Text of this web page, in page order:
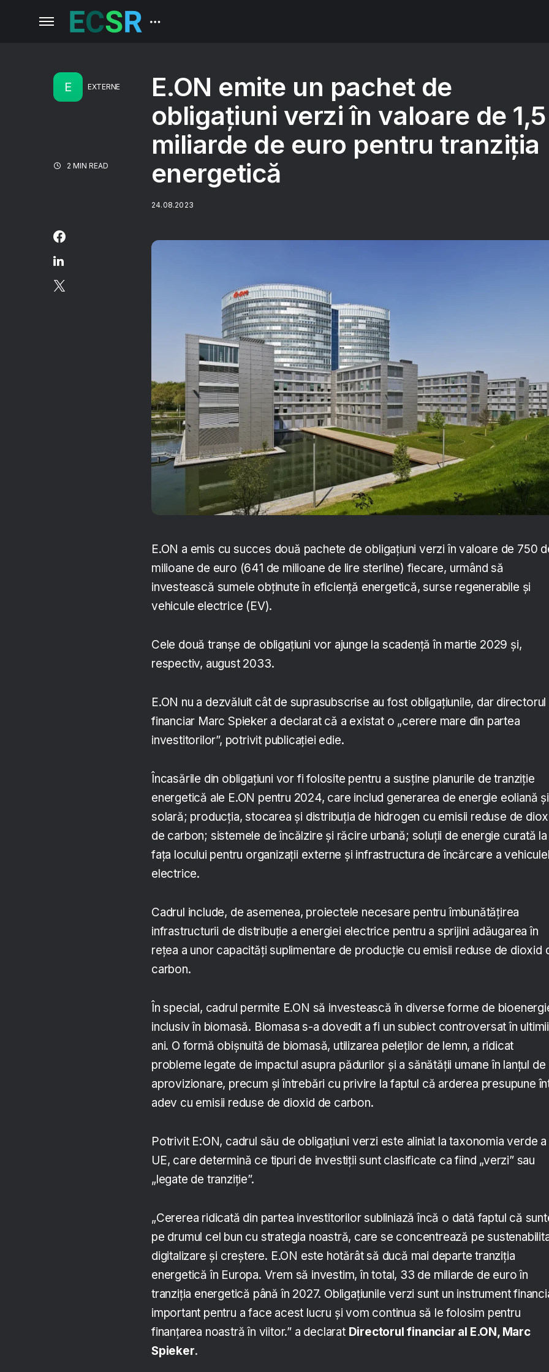
E EXTERNE
2 MIN READ
E.ON emite un pachet de
obligațiuni verzi în valoare de 1,5
miliarde de euro pentru tranziția
energetică
24.08.2023
E.ON a emis cu succes două pachete de obligațiuni verzi în valoare de 750
milioane de euro (641 de milioane de lire sterline) fiecare, urmând să
investească sumele obținute în eficiență energetică, surse regenerabile și
vehicule electrice (EV).
Cele două tranșe de obligațiuni vor ajunge la scadență în martie 2029 și,
respectiv, august 2033.
E.ON nu a dezvăluit cât de suprasubscrise au fost obligațiunile, dar directorul
financiar Marc Spieker a declarat că a existat o „cerere mare din partea
investitorilor”, potrivit publicației edie.
Încasările din obligațiuni vor fi folosite pentru a susține planurile de tranziție
energetică ale E.ON pentru 2024, care includ generarea de energie eoliană și
solară; producția, stocarea și distribuția de hidrogen cu emisii reduse de
de carbon; sistemele de încălzire și răcire urbană; soluții de energie curată la
fața locului pentru organizații externe și infrastructura de încărcare a
electrice.
Cadrul include, de asemenea, proiectele necesare pentru îmbunătățirea
infrastructurii de distribuție a energiei electrice pentru a sprijini adăugarea în
rețea a unor capacități suplimentare de producție cu emisii reduse de dioxid
carbon.
În special, cadrul permite E.ON să investească în diverse forme de
inclusiv în biomasă. Biomasa s-a dovedit a fi un subiect controversat în ultimii
ani. O formă obișnuită de biomasă, utilizarea peleților de lemn, a ridicat
probleme legate de impactul asupra pădurilor și a sănătății umane în lanțul de
aprovizionare, precum și întrebări cu privire la faptul că arderea presupune
adev cu emisii reduse de dioxid de carbon.
Potrivit E:ON, cadrul său de obligațiuni verzi este aliniat la taxonomia verde a
UE, care determină ce tipuri de investiții sunt clasificate ca fiind „verzi” sau
„legate de tranziție”.
„Cererea ridicată din partea investitorilor subliniază încă o dată faptul că
pe drumul cel bun cu strategia noastră, care se concentrează pe
digitalizare și creștere. E.ON este hotărât să ducă mai departe tranziția
energetică în Europa. Vrem să investim, în total, 33 de miliarde de euro în
tranziția energetică până în 2027. Obligațiunile verzi sunt un instrument
important pentru a face acest lucru și vom continua să le folosim pentru
finanțarea noastră în viitor.” a declarat Directorul financiar al E.ON, Marc
Spieker.